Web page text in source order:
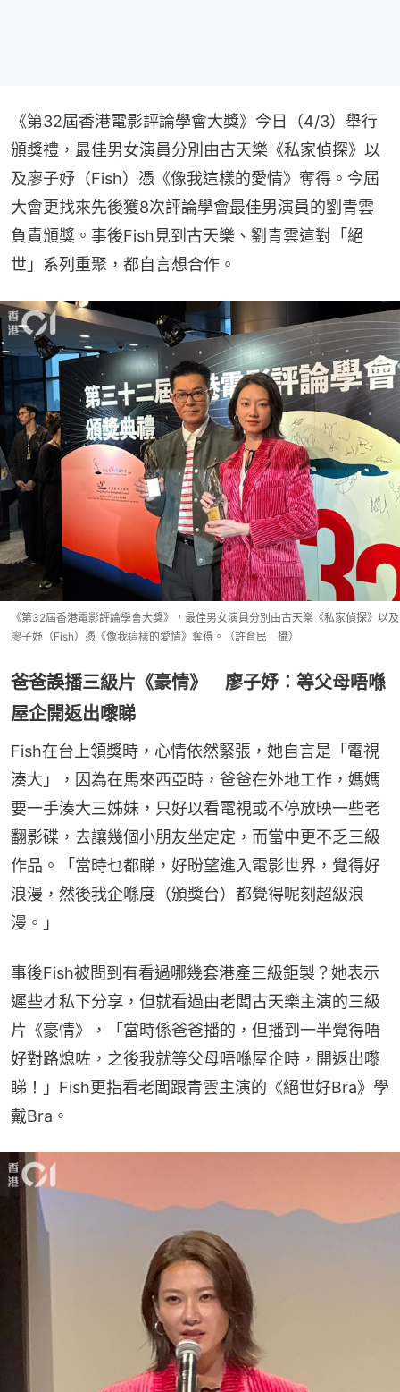
《第32屆香港電影評論學會大獎》今日（4/3）舉行
頒獎禮，最佳男女演員分別由古天樂《私家偵探》以
及廖子妤（Fish）憑《像我這樣的愛情》奪得。今屆
大會更找來先後獲8次評論學會最佳男演員的劉青雲
負責頒獎。事後Fish見到古天樂、劉青雲這對「絕
世」系列重聚，都自言想合作。
《第32屆香港電影評論學會大獎》，最佳男女演員分別由古天樂《私家偵探》以及
廖子妤（Fish）憑《像我這樣的愛情》奪得。（許育民 攝）
爸爸誤播三級片《豪情》 廖子妤︰等父母唔喺
屋企開返出嚟睇
Fish在台上領獎時，心情依然緊張，她自言是「電視
湊大」，因為在馬來西亞時，爸爸在外地工作，媽媽
要一手湊大三姊妹，只好以看電視或不停放映一些老
翻影碟，去讓幾個小朋友坐定定，而當中更不乏三級
作品。「當時乜都睇，好盼望進入電影世界，覺得好
浪漫，然後我企喺度（頒獎台）都覺得呢刻超級浪
漫。」
事後Fish被問到有看過哪幾套港產三級鉅製？她表示
遲些才私下分享，但就看過由老闆古天樂主演的三級
片《豪情》，「當時係爸爸播的，但播到一半覺得唔
好對路熄咗，之後我就等父母唔喺屋企時，開返出嚟
睇！」Fish更指看老闆跟青雲主演的《絕世好Bra》學
戴Bra。